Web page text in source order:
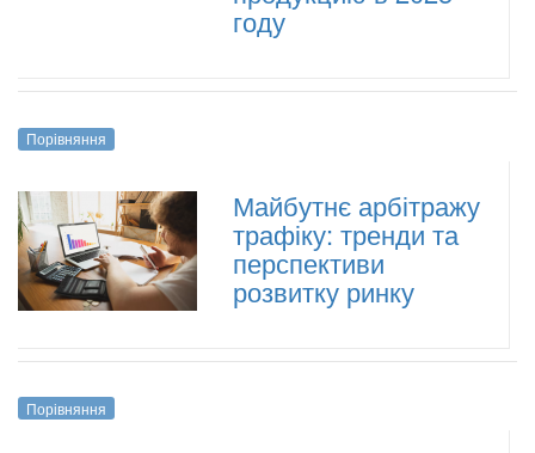
году
Порівняння
Майбутнє арбітражу
трафіку: тренди та
перспективи
розвитку ринку
Порівняння